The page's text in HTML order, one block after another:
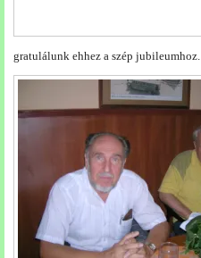
gratulálunk ehhez a szép jubileumhoz.